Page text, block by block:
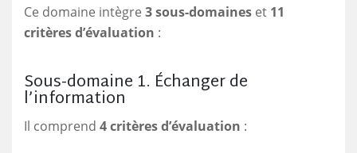
Ce domaine intègre 3 sous-domaines et 11
critères d’évaluation :
Sous-domaine 1. Échanger de
l’information
Il comprend 4 critères d’évaluation :